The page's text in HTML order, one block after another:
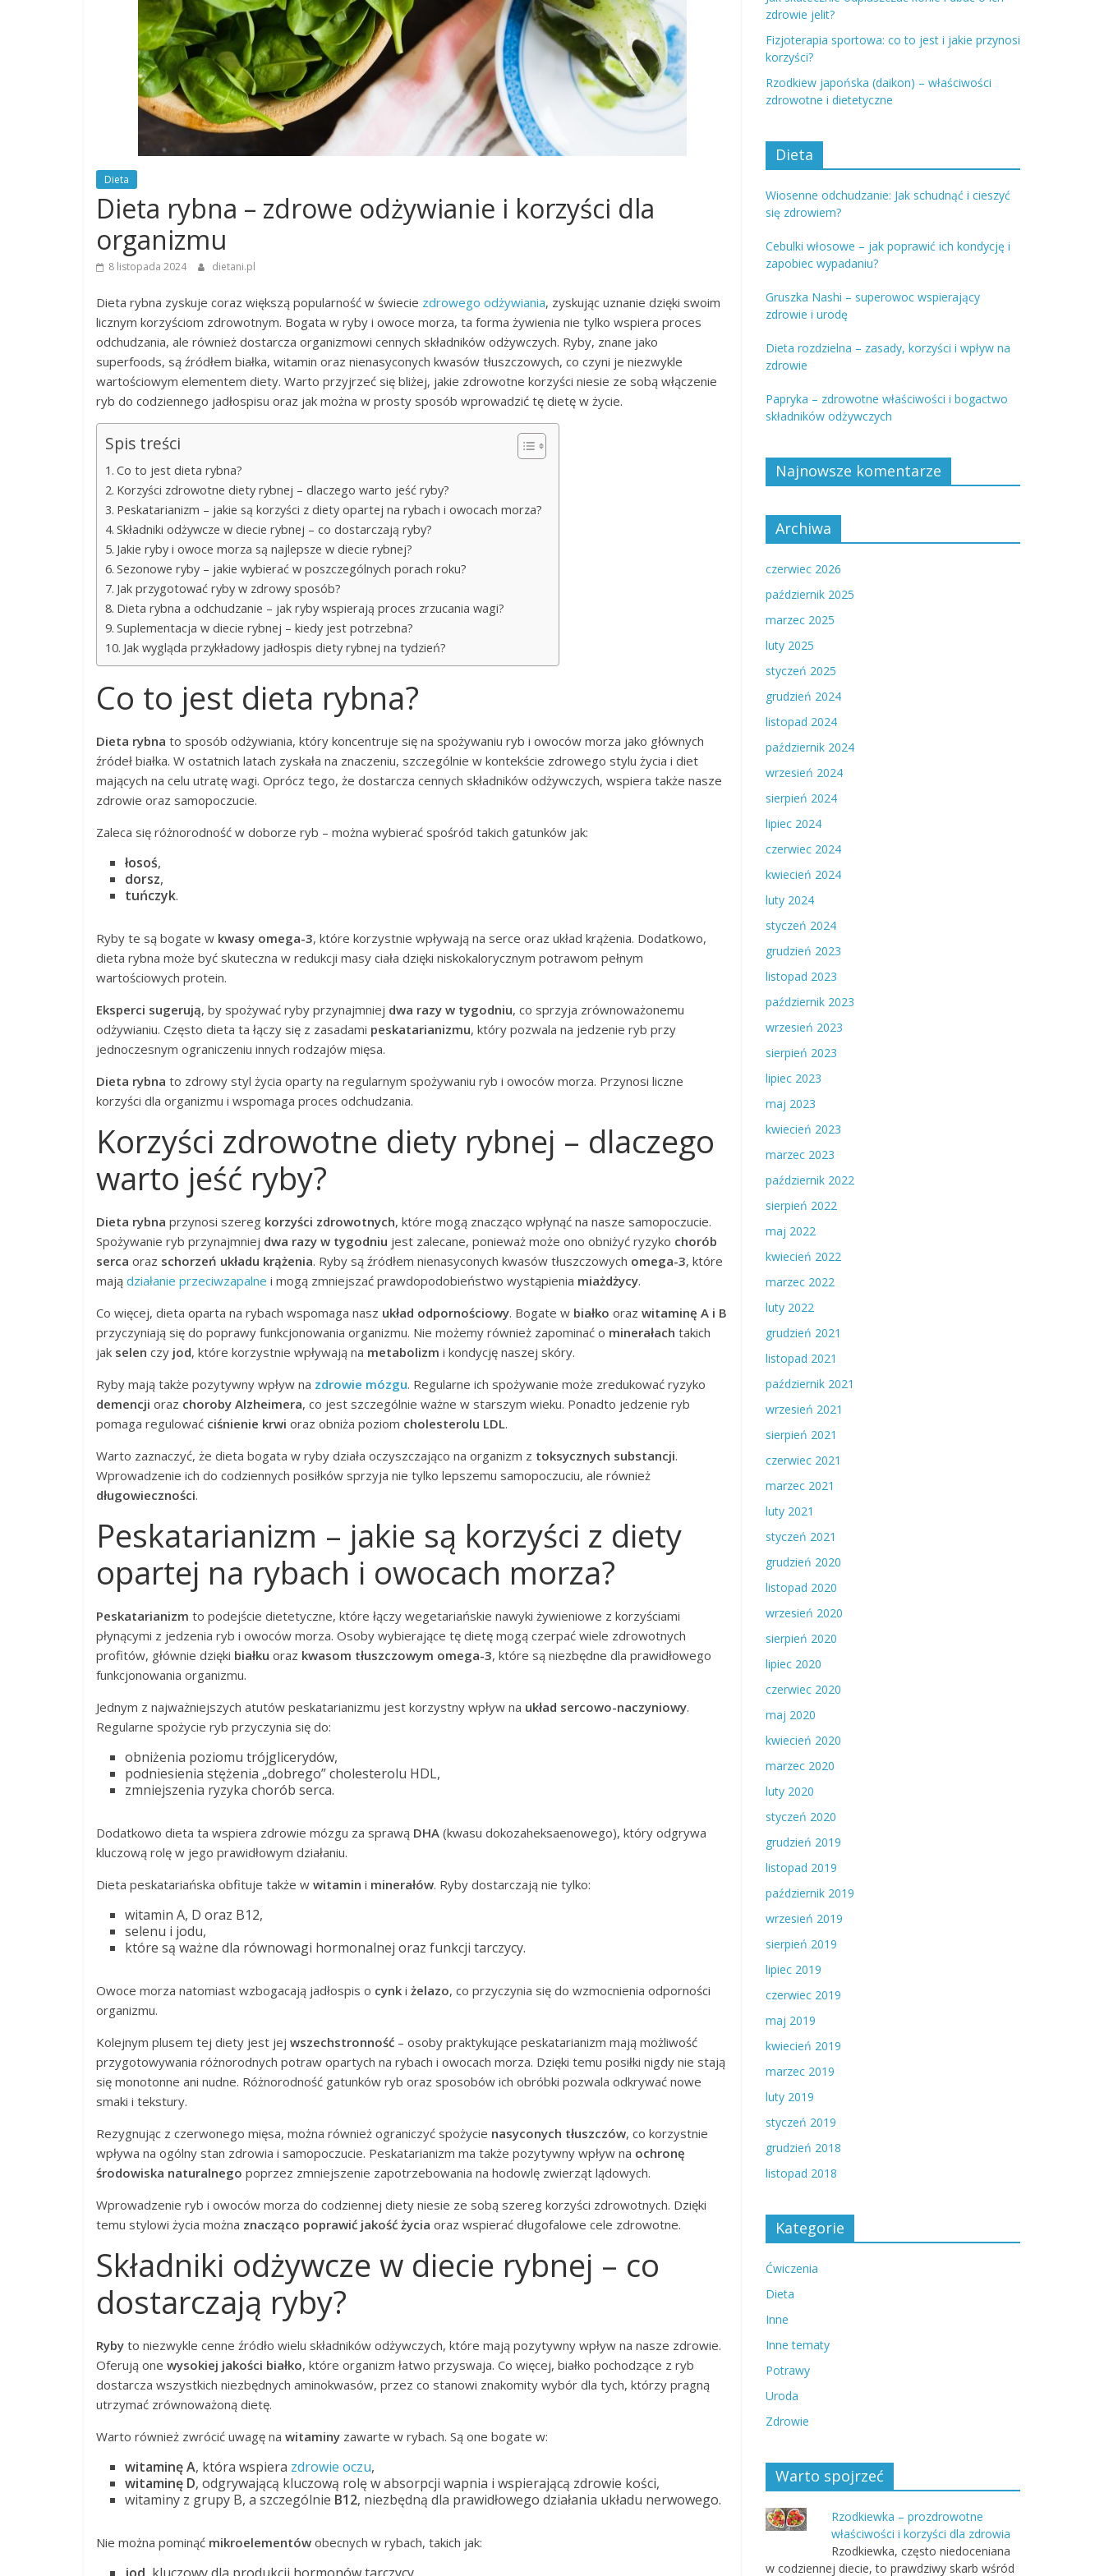
Dieta
Dieta rybna – zdrowe odżywianie i korzyści dla
organizmu
8 listopada 2024 dietani.pl
Dieta rybna zyskuje coraz większą popularność w świecie zdrowego odżywiania, zyskując uznanie dzięki swoim
licznym korzyściom zdrowotnym. Bogata w ryby i owoce morza, ta forma żywienia nie tylko wspiera proces
odchudzania, ale również dostarcza organizmowi cennych składników odżywczych. Ryby, znane jako
superfoods, są źródłem białka, witamin oraz nienasyconych kwasów tłuszczowych, co czyni je niezwykle
wartościowym elementem diety. Warto przyjrzeć się bliżej, jakie zdrowotne korzyści niesie ze sobą włączenie
ryb do codziennego jadłospisu oraz jak można w prosty sposób wprowadzić tę dietę w życie.
Spis treści
Co to jest dieta rybna?
Korzyści zdrowotne diety rybnej – dlaczego warto jeść ryby?
Peskatarianizm – jakie są korzyści z diety opartej na rybach i owocach morza?
Składniki odżywcze w diecie rybnej – co dostarczają ryby?
Jakie ryby i owoce morza są najlepsze w diecie rybnej?
Sezonowe ryby – jakie wybierać w poszczególnych porach roku?
Jak przygotować ryby w zdrowy sposób?
Dieta rybna a odchudzanie – jak ryby wspierają proces zrzucania wagi?
Suplementacja w diecie rybnej – kiedy jest potrzebna?
Jak wygląda przykładowy jadłospis diety rybnej na tydzień?
Co to jest dieta rybna?
Dieta rybna to sposób odżywiania, który koncentruje się na spożywaniu ryb i owoców morza jako głównych
źródeł białka. W ostatnich latach zyskała na znaczeniu, szczególnie w kontekście zdrowego stylu życia i diet
mających na celu utratę wagi. Oprócz tego, że dostarcza cennych składników odżywczych, wspiera także nasze
zdrowie oraz samopoczucie.
Zaleca się różnorodność w doborze ryb – można wybierać spośród takich gatunków jak:
łosoś,
dorsz,
tuńczyk.
Ryby te są bogate w kwasy omega-3, które korzystnie wpływają na serce oraz układ krążenia. Dodatkowo,
dieta rybna może być skuteczna w redukcji masy ciała dzięki niskokalorycznym potrawom pełnym
wartościowych protein.
Eksperci sugerują, by spożywać ryby przynajmniej dwa razy w tygodniu, co sprzyja zrównoważonemu
odżywianiu. Często dieta ta łączy się z zasadami peskatarianizmu, który pozwala na jedzenie ryb przy
jednoczesnym ograniczeniu innych rodzajów mięsa.
Dieta rybna to zdrowy styl życia oparty na regularnym spożywaniu ryb i owoców morza. Przynosi liczne
korzyści dla organizmu i wspomaga proces odchudzania.
Korzyści zdrowotne diety rybnej – dlaczego
warto jeść ryby?
Dieta rybna przynosi szereg korzyści zdrowotnych, które mogą znacząco wpłynąć na nasze samopoczucie.
Spożywanie ryb przynajmniej dwa razy w tygodniu jest zalecane, ponieważ może ono obniżyć ryzyko chorób
serca oraz schorzeń układu krążenia. Ryby są źródłem nienasyconych kwasów tłuszczowych omega-3, które
mają działanie przeciwzapalne i mogą zmniejszać prawdopodobieństwo wystąpienia miażdżycy.
Co więcej, dieta oparta na rybach wspomaga nasz układ odpornościowy. Bogate w białko oraz witaminę A i B
przyczyniają się do poprawy funkcjonowania organizmu. Nie możemy również zapominać o minerałach takich
jak selen czy jod, które korzystnie wpływają na metabolizm i kondycję naszej skóry.
Ryby mają także pozytywny wpływ na zdrowie mózgu. Regularne ich spożywanie może zredukować ryzyko
demencji oraz choroby Alzheimera, co jest szczególnie ważne w starszym wieku. Ponadto jedzenie ryb
pomaga regulować ciśnienie krwi oraz obniża poziom cholesterolu LDL.
Warto zaznaczyć, że dieta bogata w ryby działa oczyszczająco na organizm z toksycznych substancji.
Wprowadzenie ich do codziennych posiłków sprzyja nie tylko lepszemu samopoczuciu, ale również
długowieczności.
Peskatarianizm – jakie są korzyści z diety
opartej na rybach i owocach morza?
Peskatarianizm to podejście dietetyczne, które łączy wegetariańskie nawyki żywieniowe z korzyściami
płynącymi z jedzenia ryb i owoców morza. Osoby wybierające tę dietę mogą czerpać wiele zdrowotnych
profitów, głównie dzięki białku oraz kwasom tłuszczowym omega-3, które są niezbędne dla prawidłowego
funkcjonowania organizmu.
Jednym z najważniejszych atutów peskatarianizmu jest korzystny wpływ na układ sercowo-naczyniowy.
Regularne spożycie ryb przyczynia się do:
obniżenia poziomu trójglicerydów,
podniesienia stężenia „dobrego” cholesterolu HDL,
zmniejszenia ryzyka chorób serca.
Dodatkowo dieta ta wspiera zdrowie mózgu za sprawą DHA (kwasu dokozaheksaenowego), który odgrywa
kluczową rolę w jego prawidłowym działaniu.
Dieta peskatariańska obfituje także w witamin i minerałów. Ryby dostarczają nie tylko:
witamin A, D oraz B12,
selenu i jodu,
które są ważne dla równowagi hormonalnej oraz funkcji tarczycy.
Owoce morza natomiast wzbogacają jadłospis o cynk i żelazo, co przyczynia się do wzmocnienia odporności
organizmu.
Kolejnym plusem tej diety jest jej wszechstronność – osoby praktykujące peskatarianizm mają możliwość
przygotowywania różnorodnych potraw opartych na rybach i owocach morza. Dzięki temu posiłki nigdy nie stają
się monotonne ani nudne. Różnorodność gatunków ryb oraz sposobów ich obróbki pozwala odkrywać nowe
smaki i tekstury.
Rezygnując z czerwonego mięsa, można również ograniczyć spożycie nasyconych tłuszczów, co korzystnie
wpływa na ogólny stan zdrowia i samopoczucie. Peskatarianizm ma także pozytywny wpływ na ochronę
środowiska naturalnego poprzez zmniejszenie zapotrzebowania na hodowlę zwierząt lądowych.
Wprowadzenie ryb i owoców morza do codziennej diety niesie ze sobą szereg korzyści zdrowotnych. Dzięki
temu stylowi życia można znacząco poprawić jakość życia oraz wspierać długofalowe cele zdrowotne.
Składniki odżywcze w diecie rybnej – co
dostarczają ryby?
Ryby to niezwykle cenne źródło wielu składników odżywczych, które mają pozytywny wpływ na nasze zdrowie.
Oferują one wysokiej jakości białko, które organizm łatwo przyswaja. Co więcej, białko pochodzące z ryb
dostarcza wszystkich niezbędnych aminokwasów, przez co stanowi znakomity wybór dla tych, którzy pragną
utrzymać zrównoważoną dietę.
Warto również zwrócić uwagę na witaminy zawarte w rybach. Są one bogate w:
witaminę A, która wspiera zdrowie oczu,
witaminę D, odgrywającą kluczową rolę w absorpcji wapnia i wspierającą zdrowie kości,
witaminy z grupy B, a szczególnie B12, niezbędną dla prawidłowego działania układu nerwowego.
Nie można pominąć mikroelementów obecnych w rybach, takich jak:
zdrowie jelit?
Fizjoterapia sportowa: co to jest i jakie przynosi
korzyści?
Rzodkiew japońska (daikon) – właściwości
zdrowotne i dietetyczne
Dieta
Wiosenne odchudzanie: Jak schudnąć i cieszyć
się zdrowiem?
Cebulki włosowe – jak poprawić ich kondycję i
zapobiec wypadaniu?
Gruszka Nashi – superowoc wspierający
zdrowie i urodę
Dieta rozdzielna – zasady, korzyści i wpływ na
zdrowie
Papryka – zdrowotne właściwości i bogactwo
składników odżywczych
Najnowsze komentarze
Archiwa
czerwiec 2026
październik 2025
marzec 2025
luty 2025
styczeń 2025
grudzień 2024
listopad 2024
październik 2024
wrzesień 2024
sierpień 2024
lipiec 2024
czerwiec 2024
kwiecień 2024
luty 2024
styczeń 2024
grudzień 2023
listopad 2023
październik 2023
wrzesień 2023
sierpień 2023
lipiec 2023
maj 2023
kwiecień 2023
marzec 2023
październik 2022
sierpień 2022
maj 2022
kwiecień 2022
marzec 2022
luty 2022
grudzień 2021
listopad 2021
październik 2021
wrzesień 2021
sierpień 2021
czerwiec 2021
marzec 2021
luty 2021
styczeń 2021
grudzień 2020
listopad 2020
wrzesień 2020
sierpień 2020
lipiec 2020
czerwiec 2020
maj 2020
kwiecień 2020
marzec 2020
luty 2020
styczeń 2020
grudzień 2019
listopad 2019
październik 2019
wrzesień 2019
sierpień 2019
lipiec 2019
czerwiec 2019
maj 2019
kwiecień 2019
marzec 2019
luty 2019
styczeń 2019
grudzień 2018
listopad 2018
Kategorie
Ćwiczenia
Dieta
Inne
Inne tematy
Potrawy
Uroda
Zdrowie
Warto spojrzeć
Rzodkiewka – prozdrowotne
właściwości i korzyści dla zdrowia
Rzodkiewka, często niedoceniana
w codziennej diecie, to prawdziwy skarb wśród